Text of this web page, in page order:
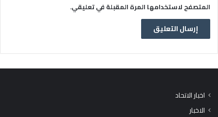
المتصفح لاستخدامها المرة المقبلة في تعليقي.
اخبار الاتحاد
الاخبار